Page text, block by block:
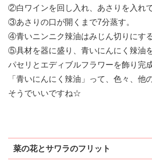
②白ワインを回し入れ、あさりを入れ
③あさりの口が開くまで7分蒸す。
④青いニンニク辣油はみじん切りにする
⑤具材を器に盛り、青いにんにく辣油
パセリとエディブルフラワーを飾り完成
「青いにんにく辣油」って、色々、他
そうでいいですね☆
菜の花とサワラのフリット